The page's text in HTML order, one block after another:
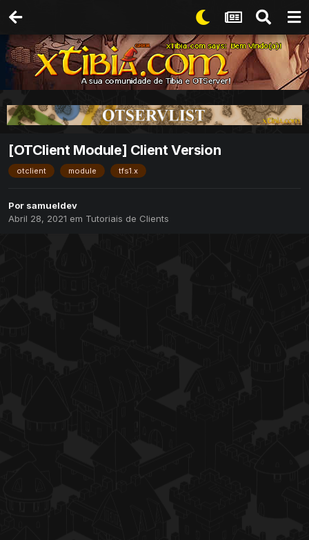
[OTClient Module] Client Version
otclient module tfs1.x
Por samueldev
Abril 28, 2021 em Tutoriais de Clients